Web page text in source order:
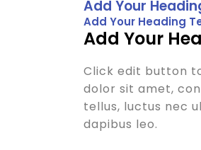
Add Your
Add Your Heading
Add Your
Click edit button
dolor sit amet,
tellus, luctus nec
dapibus leo.